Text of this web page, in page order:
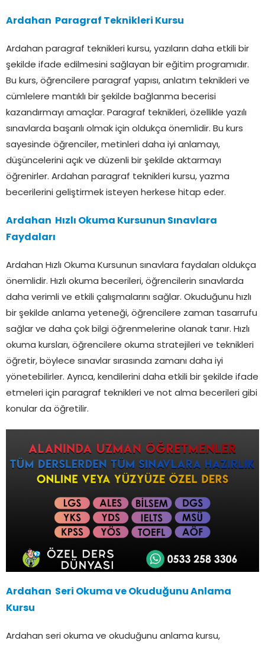
Ardahan Paragraf Teknikleri Kursu
Ardahan paragraf teknikleri kursu, yazıların daha etkili bir
şekilde ifade edilmesini sağlayan bir eğitim programıdır.
Bu kurs, öğrencilere paragraf yapısı, anlatım teknikleri ve
cümlelere mantıklı bir şekilde bağlanma becerisi
kazandırmayı amaçlar. Paragraf teknikleri, özellikle yazılı
sınavlarda başarılı olmak için oldukça önemlidir. Bu kurs
sayesinde öğrenciler, metinleri daha iyi anlamayı,
düşüncelerini açık ve düzenli bir şekilde aktarmayı
öğrenirler. Ardahan paragraf teknikleri kursu, yazma
becerilerini geliştirmek isteyen herkese hitap eder.
Ardahan Hızlı Okuma Kursunun Sınavlara
Faydaları
Ardahan Hızlı Okuma Kursunun sınavlara faydaları oldukça
önemlidir. Hızlı okuma becerileri, öğrencilerin sınavlarda
daha verimli ve etkili çalışmalarını sağlar. Okuduğunu hızlı
bir şekilde anlama yeteneği, öğrencilere zaman tasarrufu
sağlar ve daha çok bilgi öğrenmelerine olanak tanır. Hızlı
okuma kursları, öğrencilere okuma stratejileri ve teknikleri
öğretir, böylece sınavlar sırasında zamanı daha iyi
yönetebilirler. Ayrıca, kendilerini daha etkili bir şekilde ifade
etmeleri için paragraf teknikleri ve not alma becerileri gibi
konular da öğretilir.
Ardahan Seri Okuma ve Okuduğunu Anlama
Kursu
Ardahan seri okuma ve okuduğunu anlama kursu,